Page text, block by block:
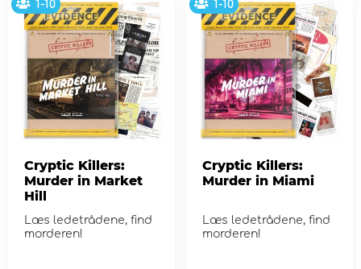
1-10
Cryptic Killers:
Murder in Market
Hill
Læs ledetrådene, find
morderen!
1-10
Cryptic Killers:
Murder in Miami
Læs ledetrådene, find
morderen!